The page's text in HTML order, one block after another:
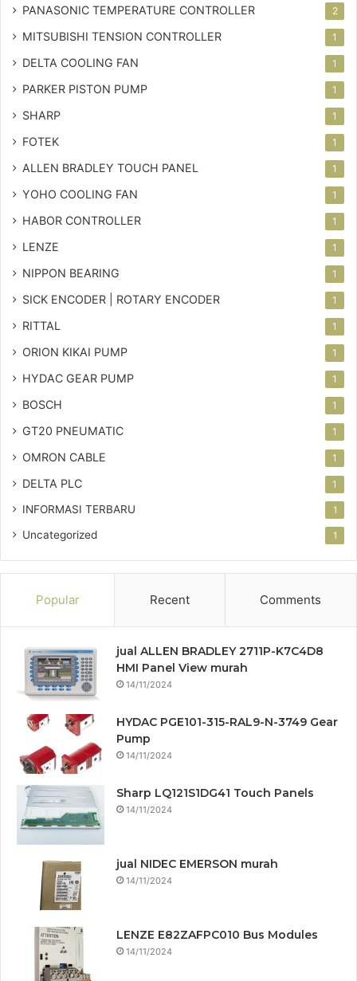
PANASONIC TEMPERATURE CONTROLLER 2
MITSUBISHI TENSION CONTROLLER 1
DELTA COOLING FAN 1
PARKER PISTON PUMP 1
SHARP 1
FOTEK 1
ALLEN BRADLEY TOUCH PANEL 1
YOHO COOLING FAN 1
HABOR CONTROLLER 1
LENZE 1
NIPPON BEARING 1
SICK ENCODER | ROTARY ENCODER 1
RITTAL 1
ORION KIKAI PUMP 1
HYDAC GEAR PUMP 1
BOSCH 1
GT20 PNEUMATIC 1
OMRON CABLE 1
DELTA PLC 1
INFORMASI TERBARU 1
Uncategorized 1
Popular Recent Comments
jual ALLEN BRADLEY 2711P-K7C4D8
HMI Panel View murah
14/11/2024
HYDAC PGE101-315-RAL9-N-3749 Gear
Pump
14/11/2024
Sharp LQ121S1DG41 Touch Panels
14/11/2024
jual NIDEC EMERSON murah
14/11/2024
LENZE E82ZAFPC010 Bus Modules
14/11/2024